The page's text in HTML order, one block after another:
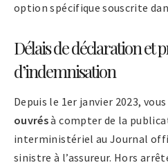
option spécifique souscrite
Délais de déclaration et
d’indemnisation
Depuis le 1er janvier 2023,
ouvrésà compter de la
interministériel au Journal
sinistre à l’assureur. Hors